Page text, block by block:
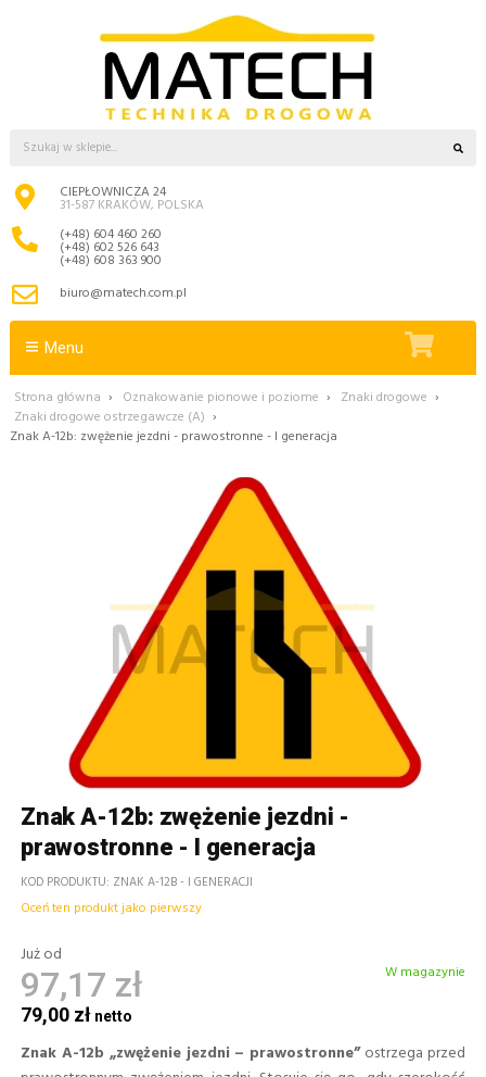
CIEPŁOWNICZA 24
31-587 KRAKÓW, POLSKA
(+48) 604 460 260
(+48) 602 526 643
(+48) 608 363 900
biuro@matech.com.pl
Menu
Strona główna › Oznakowanie pionowe i poziome › Znaki drogowe ›
Znaki drogowe ostrzegawcze (A) ›
Znak A-12b: zwężenie jezdni - prawostronne - I generacja
Znak A-12b: zwężenie jezdni -
prawostronne - I generacja
KOD PRODUKTU ZNAK A-12B - I GENERACJI
Oceń ten produkt jako pierwszy
Już od
97,17 zł
79,00 zł
W magazynie
Znak A-12b „zwężenie jezdni – prawostronne”ostrzega przed